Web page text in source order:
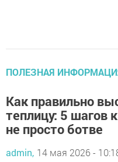
ПОЛЕЗНАЯ
Как правильно
теплицу: 5 шагов
не просто ботве
admin, 14 мая 2026 -